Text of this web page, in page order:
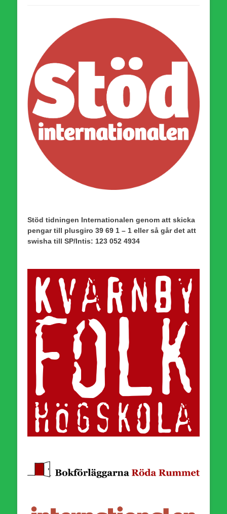
Stöd tidningen Internationalen genom att skicka
pengar till plusgiro 39 69 1 – 1 eller så går det att
swisha till SP/Intis: 123 052 4934